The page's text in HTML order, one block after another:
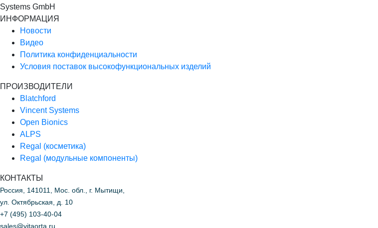
Systems GmbH
ИНФОРМАЦИЯ
Новости
Видео
Политика конфиденциальности
Условия поставок высокофункциональных изделий
ПРОИЗВОДИТЕЛИ
Blatchford
Vincent Systems
Open Bionics
ALPS
Regal (косметика)
Regal (модульные компоненты)
КОНТАКТЫ
Россия, 141011, Мос. обл., г. Мытищи,
ул. Октябрьская, д. 10
+7 (495) 103-40-04
sales@vitaorta.ru